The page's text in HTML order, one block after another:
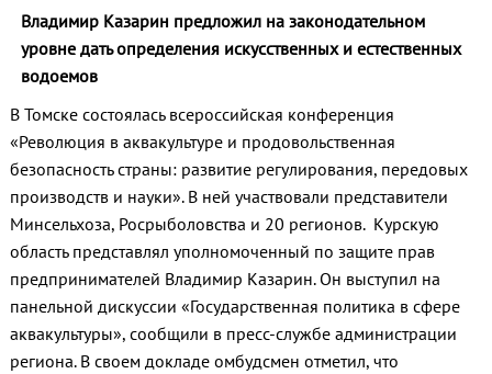
Владимир Казарин предложил на законодательном
уровне дать определения искусственных и естественных
водоемов
В Томске состоялась всероссийская конференция
«Революция в аквакультуре и продовольственная
безопасность страны: развитие регулирования, передовых
производств и науки». В ней участвовали представители
Минсельхоза, Росрыболовства и 20 регионов. Курскую
область представлял уполномоченный по защите прав
предпринимателей Владимир Казарин. Он выступил на
панельной дискуссии «Государственная политика в сфере
аквакультуры», сообщили в пресс-службе администрации
региона. В своем докладе омбудсмен отметил, что